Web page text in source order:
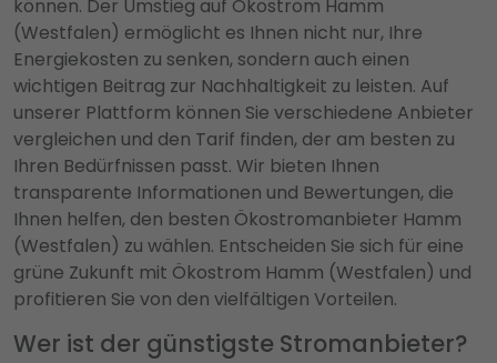
können. Der Umstieg auf Ökostrom Hamm
(Westfalen) ermöglicht es Ihnen nicht nur, Ihre
Energiekosten zu senken, sondern auch einen
wichtigen Beitrag zur Nachhaltigkeit zu leisten. Auf
unserer Plattform können Sie verschiedene Anbieter
vergleichen und den Tarif finden, der am besten zu
Ihren Bedürfnissen passt. Wir bieten Ihnen
transparente Informationen und Bewertungen, die
Ihnen helfen, den besten Ökostromanbieter Hamm
(Westfalen) zu wählen. Entscheiden Sie sich für eine
grüne Zukunft mit Ökostrom Hamm (Westfalen) und
profitieren Sie von den vielfältigen Vorteilen.
Wer ist der günstigste Stromanbieter?